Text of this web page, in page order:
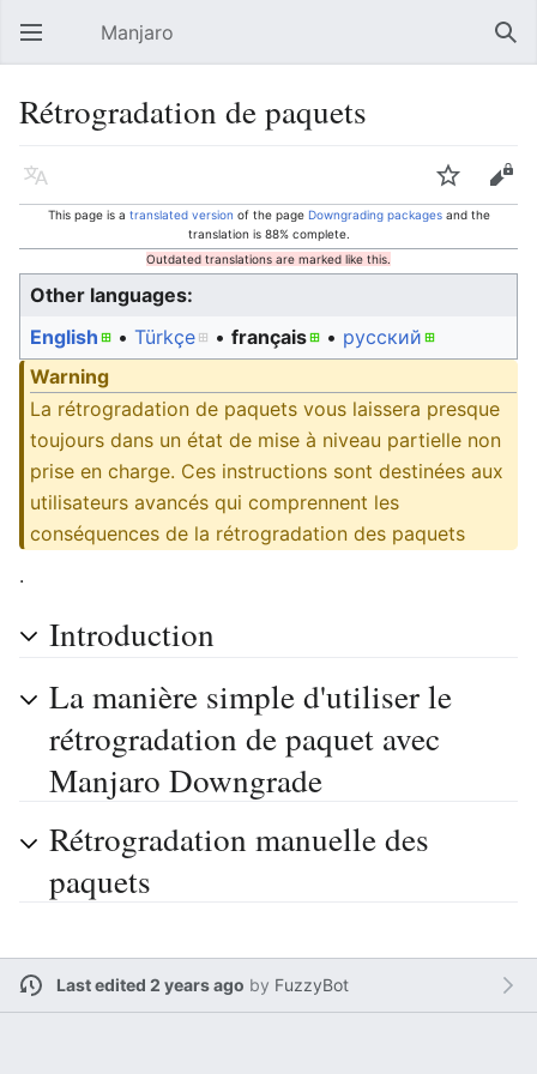
Open main menu Manjaro
Rétrogradation de paquets
Language Watch Edit
This page is a translated version of the page Downgrading packagesand the
translation is 88% complete.
Outdated translations are marked like this.
Other languages:
English
• ‎ Türkçe • ‎ français • ‎ русский
Warning
La rétrogradation de paquets vous laissera presque
toujours dans un état de mise à niveau partielle non
prise en charge. Ces instructions sont destinées aux
utilisateurs avancés qui comprennent les
conséquences de la rétrogradation des paquets
.
Introduction
La manière simple d'utiliser le
rétrogradation de paquet avec
Manjaro Downgrade
Rétrogradation manuelle des
paquets
Last edited 2 years ago by FuzzyBot